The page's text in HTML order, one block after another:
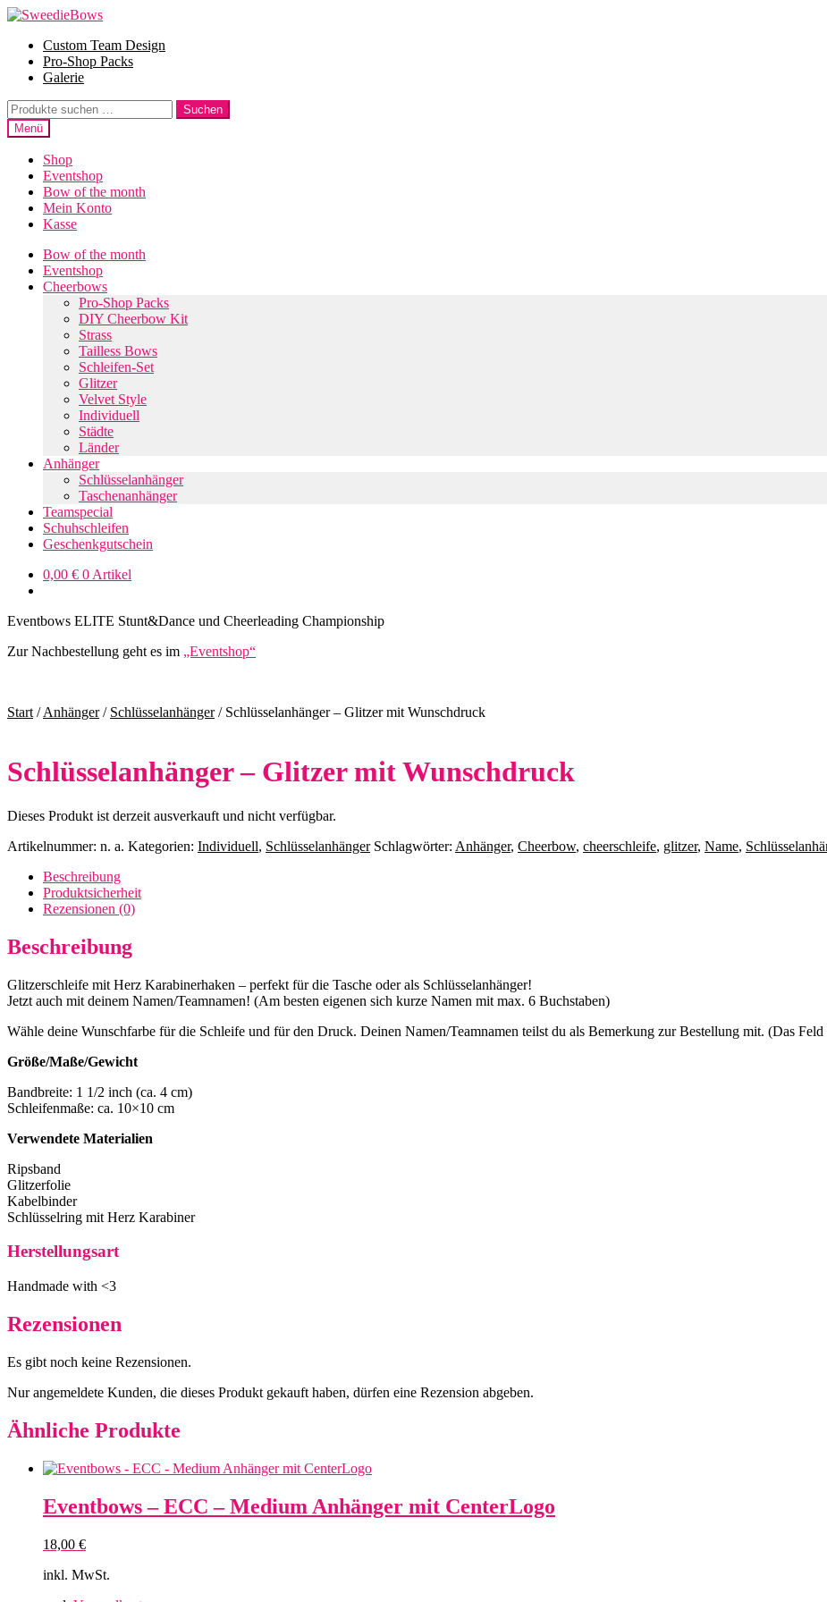
Zur
springen
Zum
springenCustom Team Design
Pro-Shop Packs
Galerie
Suche
nach:
Suchen
Menü
Shop
Eventshop
Bow of the month
Mein Konto
Kasse
Bow of the month
Eventshop
Cheerbows
Pro-Shop Packs
DIY Cheerbow Kit
Strass
Tailless Bows
Schleifen-Set
Glitzer
Velvet Style
Individuell
Städte
Länder
Anhänger
Schlüsselanhänger
Taschenanhänger
Teamspecial
Schuhschleifen
Geschenkgutschein
0,00 € 0 Artikel
Eventbows ELITE Stunt&Dance und Cheerleading Championship
Zur Nachbestellung geht es im „Eventshop“
Start /Anhänger/ Schlüsselanhänger/ Schlüsselanhänger – Glitzer mit Wunschdruck
Schlüsselanhänger – Glitzer mit Wunschdruck
Dieses Produkt ist derzeit ausverkauft und nicht verfügbar.
Artikelnummer: n. a. Kategorien: Individuell, Schlüsselanhänger Schlagwörter: Anhänger, Cheerbow, cheerschleife, glitzer, Name,
Beschreibung
Produktsicherheit
Rezensionen (0)
Beschreibung
Glitzerschleife mit Herz Karabinerhaken – perfekt für die Tasche oder als Schlüsselanhänger!
Jetzt auch mit deinem Namen/Teamnamen! (Am besten eigenen sich kurze Namen mit max. 6 Buchstaben)
Wähle deine Wunschfarbe für die Schleife und für den Druck. Deinen Namen/Teamnamen teilst du als Bemerkung zur Bestellung mit. (Das
Größe/Maße/Gewicht
Bandbreite: 1 1/2 inch (ca. 4 cm)
Schleifenmaße: ca. 10×10 cm
Verwendete Materialien
Ripsband
Glitzerfolie
Kabelbinder
Schlüsselring mit Herz Karabiner
Herstellungsart
Handmade with <3
Rezensionen
Es gibt noch keine Rezensionen.
Nur angemeldete Kunden, die dieses Produkt gekauft haben, dürfen eine Rezension abgeben.
Ähnliche Produkte
Eventbows – ECC – Medium Anhänger mit CenterLogo
18,00 €
inkl. MwSt.